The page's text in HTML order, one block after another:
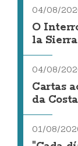
04/08/
O
la Sierra
04/08/
Cartas
da
01/08/